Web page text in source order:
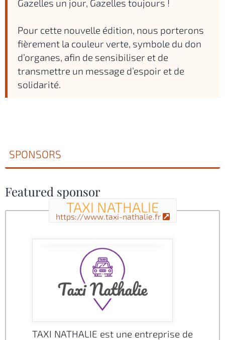
Gazelles un jour, Gazelles toujours !
Pour cette nouvelle édition, nous porterons
fièrement la couleur verte, symbole du don
d’organes, afin de sensibiliser et de
transmettre un message d’espoir et de
solidarité.
SPONSORS
Featured sponsor
TAXI NATHALIE
https://www.taxi-nathalie.fr
TAXI NATHALIE est une entreprise de